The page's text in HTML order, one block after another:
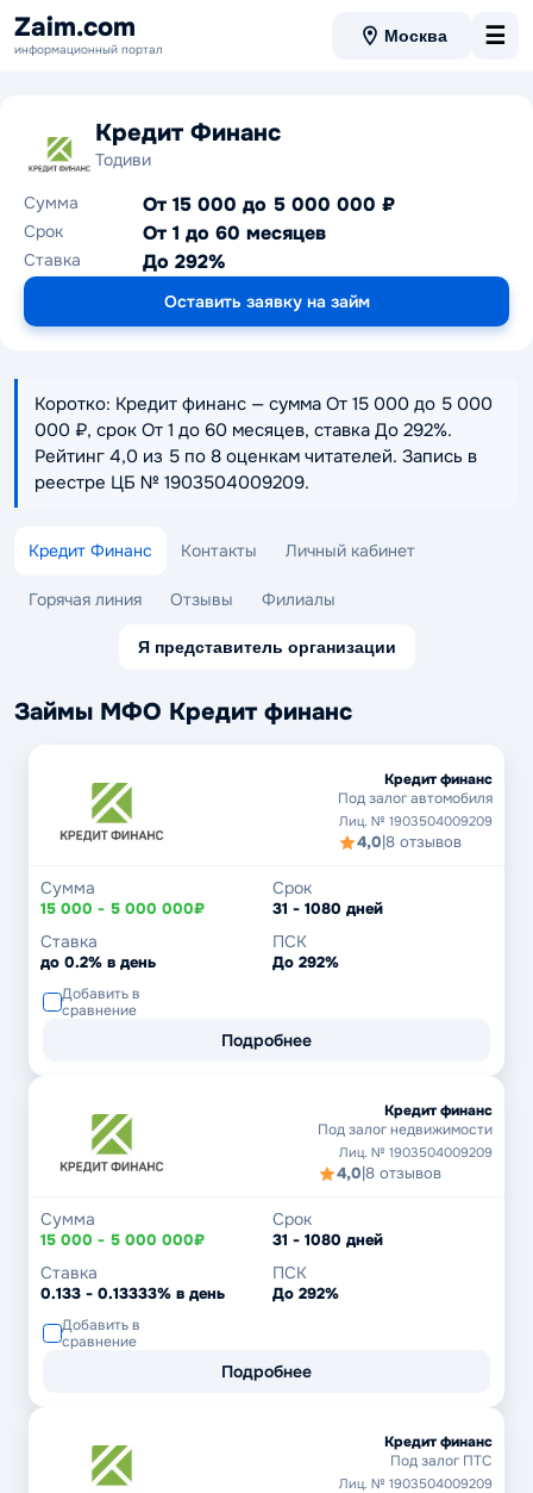
Zaim.com
информационный портал
Москва ☰
Кредит Финанс
Тодиви
Сумма
От 15 000 до 5 000 000 ₽
Срок От 1 до 60 месяцев
Ставка До 292%
Оставить заявку на займ
Коротко: Кредит финанс — сумма От 15 000 до 5 000
000 ₽, срок От 1 до 60 месяцев, ставка До 292%.
Рейтинг 4,0 из 5 по 8 оценкам читателей. Запись в
реестре ЦБ № 1903504009209.
Кредит Финанс Контакты Личный кабинет
Горячая линия Отзывы Филиалы
Я представитель организации
Займы МФО Кредит финанс
Кредит финанс
Под залог автомобиля
Лиц. № 1903504009209
4,0|8 отзывов
Сумма
15 000 - 5 000 000₽
Срок
31 - 1080 дней
Ставка
до 0.2% в день
ПСК
До 292%
Добавить в
сравнение
Подробнее
Кредит финанс
Под залог недвижимости
Лиц. № 1903504009209
4,0|8 отзывов
Сумма
15 000 - 5 000 000₽
Срок
31 - 1080 дней
Ставка
0.133 - 0.13333% в день
ПСК
До 292%
Добавить в
сравнение
Подробнее
Кредит финанс
Под залог ПТС
Лиц. № 1903504009209